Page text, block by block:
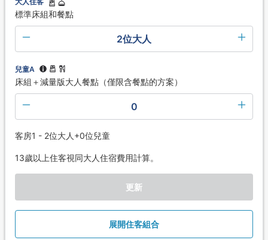
標準床組和餐點
2位大人
兒童A
床組＋減量版大人餐點（僅限含餐點的方案）
0
客房1 - 2位大人+0位兒童
13歲以上住客視同大人住宿費用計算。
更新
展開住客組合